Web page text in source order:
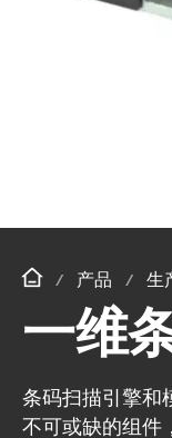
产品 生
一维
条码扫描引擎和
不可或缺的组件